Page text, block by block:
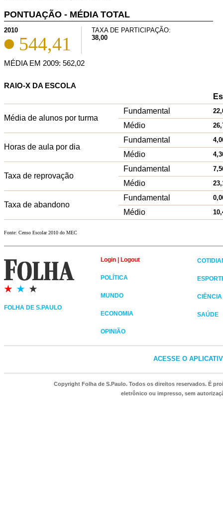
PONTUAÇÃO - MÉDIA TOTAL
2010
544,41
TAXA DE PARTICIPAÇÃO:
38,00
MÉDIA EM 2009: 562,02
RAIO-X DA ESCOLA
Média de alunos por turma
Fundamental
Médio
Horas de aula por dia
Fundamental
Médio
Taxa de reprovação
Fundamental
Médio
Taxa de abandono
Fundamental
Médio
Fonte: Censo Escolar 2010 do MEC
FOLHA DE S.PAULO
Login Logout
POLÍTICA
MUNDO
ECONOMIA
OPINIÃO
CIÊNCIA
SAÚDE
ACESSE O
Copyright Folha de S.Paulo. Todos os direitos reservados. É
eletrônico ou impresso, sem